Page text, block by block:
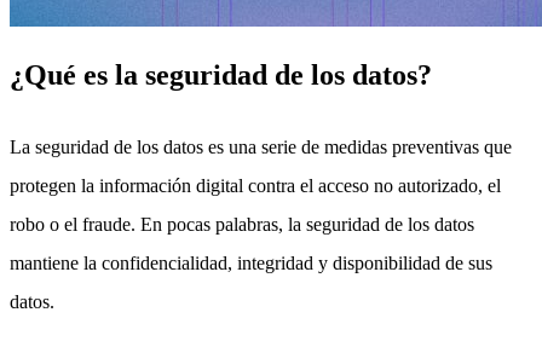
¿Qué es la seguridad de los datos?
La seguridad de los datos es una serie de medidas preventivas que
protegen la información digital contra el acceso no autorizado, el
robo o el fraude. En pocas palabras, la seguridad de los datos
mantiene la confidencialidad, integridad y disponibilidad de sus
datos.